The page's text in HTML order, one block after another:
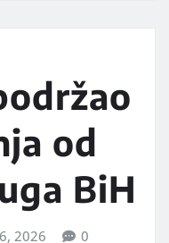
od
BiH
2026 0